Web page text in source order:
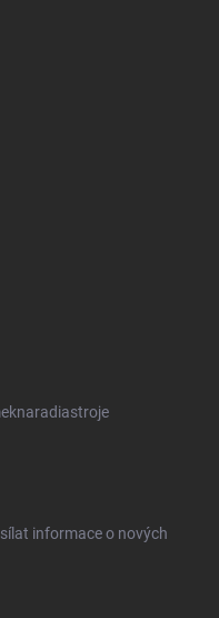
informace o nových